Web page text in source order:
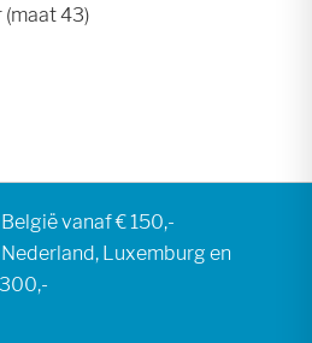
(maat 43)
vanaf € 150,-
Luxemburg en